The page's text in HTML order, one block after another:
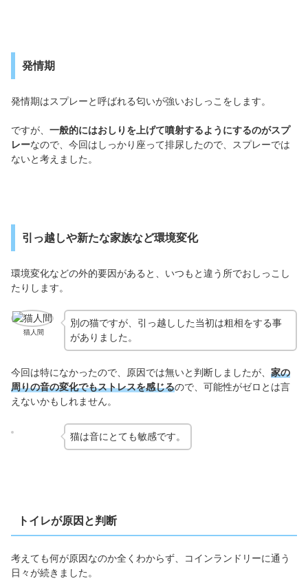
発情期
発情期はスプレーと呼ばれる匂いが強いおしっこをします。
ですが、 一般的にはおしりを上げて噴射するようにするのがスプ
レーなので、今回はしっかり座って排尿したので、スプレーでは
ないと考えました。
引っ越しや新たな家族など環境変化
環境変化などの外的要因があると、いつもと違う所でおしっこし
たりします。
猫人間
別の猫ですが、引っ越しした当初は粗相をする事
がありました。
今回は特になかったので、原因では無いと判断しましたが、 家の
周りの音の変化でもストレスを感じるので、可能性がゼロとは言
えないかもしれません。
猫は音にとても敏感です。
トイレが原因と判断
考えても何が原因なのか全くわからず、コインランドリーに通う
日々が続きました。